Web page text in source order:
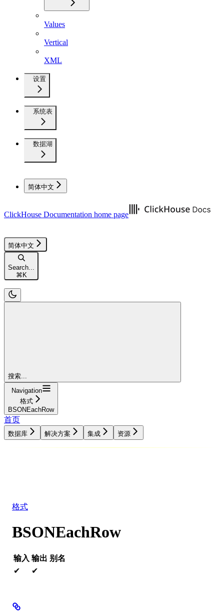
Values
Vertical
XML
设置
系统表
数据湖
简体中文
ClickHouse Documentation home page
简体中文
Search...
⌘K
搜索...
Navigation
格式
BSONEachRow
首页
数据库 解决方案 集成 资源
格式
BSONEachRow
输入 输出 别名
✔
✔